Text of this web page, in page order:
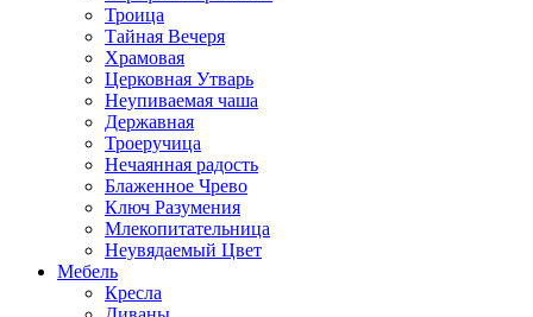
Троица
Тайная Вечеря
Храмовая
Церковная Утварь
Неупиваемая чаша
Державная
Троеручица
Нечаянная радость
Блаженное Чрево
Ключ Разумения
Млекопитательница
Неувядаемый Цвет
Мебель
Кресла